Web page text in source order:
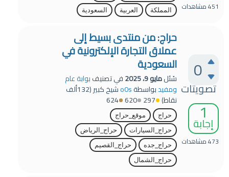
451مشاهدات
المملكة
العربية السعودية
0
تصويتات
1
إجابة
473مشاهدات
حراج: من منتدى بسيط إلى
عملاق التجارة الإلكترونية في
السعودية
سُئلمايو 9، 2025 في تصنيفبوابة عام
ومفيدبواسطةo0sشيخ كبير(132ألف
نقاط) 297
620
624
حراج
موقع_حراج
حراج_السيارات
حراج_الرياض
حراج_جده
حراج_القصيم
حراج_الشمال